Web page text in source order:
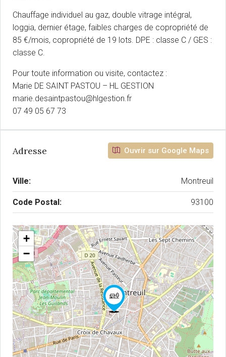
Chauffage individuel au gaz, double vitrage intégral,
loggia, dernier étage, faibles charges de copropriété de
85 €/mois, copropriété de 19 lots. DPE : classe C / GES :
classe C.
Pour toute information ou visite, contactez :
Marie DE SAINT PASTOU – HL GESTION
marie.desaintpastou@hlgestion.fr
07 49 05 67 73
Adresse Ouvrir sur Google Maps
Ville: Montreuil
Code Postal: 93100
+
−